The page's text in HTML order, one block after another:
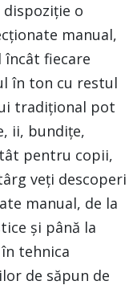
o
manual,
fiecare
în ton cu restul
tradițional pot
ii, bundițe,
pentru copii,
veți descoperi
manual, de la
și până la
tehnica
de săpun de